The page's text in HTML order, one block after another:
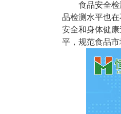
食品安全
品检测水平也
安全和身体健
平，规范食品市